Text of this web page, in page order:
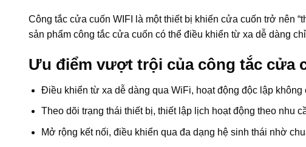
Công tắc cửa cuốn WIFI là một thiết bị khiến cửa cuốn trở nên
sản phẩm công tắc cửa cuốn có thể điều khiển từ xa dễ dàng
Ưu điểm vượt trội của công tắc cửa
Điều khiển từ xa dễ dàng qua WiFi, hoạt động độc lập không
Theo dõi trạng thái thiết bị, thiết lập lịch hoạt động theo nhu
Mở rộng kết nối, điều khiển qua đa dạng hệ sinh thái nhờ